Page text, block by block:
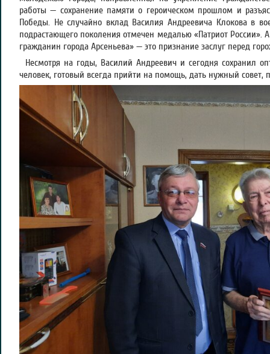
работы — сохранение памяти о героическом прошлом и
Победы. Не случайно вклад Василия Андреевича Клокова в
подрастающего поколения отмечен медалью «Патриот России».
гражданин города Арсеньева» — это признание заслуг перед
Несмотря на годы, Василий Андреевич и сегодня сохранил
человек, готовый всегда прийти на помощь, дать нужный